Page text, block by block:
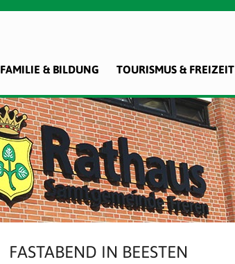
FAMILIE & BILDUNG TOURISMUS & FREIZEIT
FASTABEND IN BEESTEN